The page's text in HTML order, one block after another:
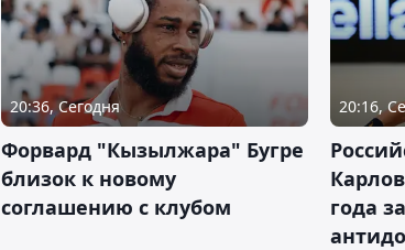
20:36, Сегодня
Форвард "Кызылжара" Бугре
близок к новому
соглашению с клубом
20:16,
года